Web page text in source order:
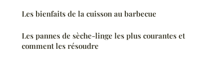
Les bienfaits de la cuisson au barbecue
Les pannes de sèche-linge les plus courantes et
comment les résoudre